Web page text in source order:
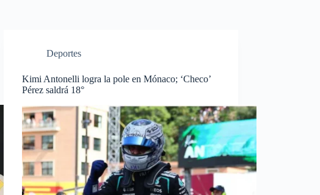
Deportes
Kimi Antonelli logra la pole en Mónaco; ‘Checo’
Pérez saldrá 18°